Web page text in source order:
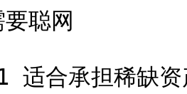
聪网
合承担稀缺资